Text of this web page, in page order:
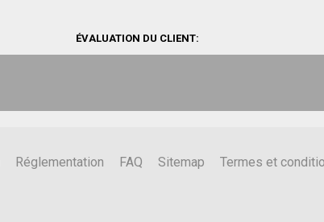
ÉVALUATION DU CLIENT:
Réglementation FAQ Sitemap Termes et